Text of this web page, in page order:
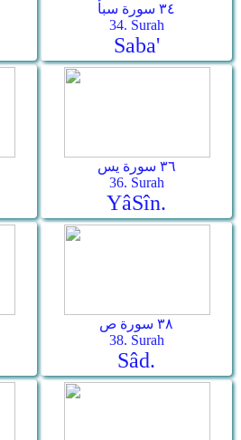
٣٤ سورة سبأ
34. Surah
Saba'
٣٦ سورة يس
36. Surah
Yâ­Sîn.
٣٨ سورة ص
38. Surah
Sâd.